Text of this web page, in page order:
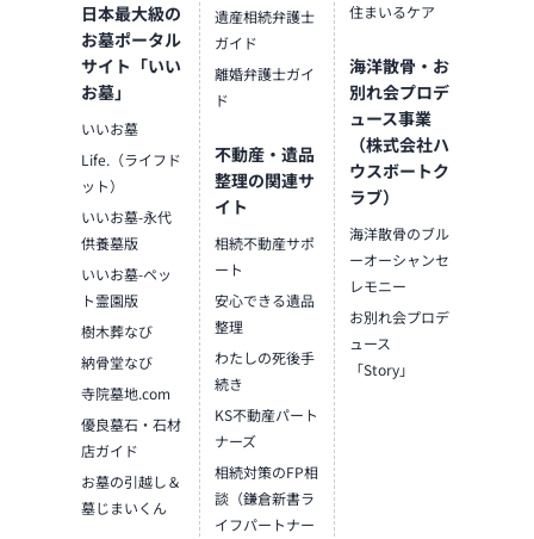
日本最大級の
お墓ポータル
サイト「いい
お墓」
いいお墓
Life.（ライフド
ット）
いいお墓-永代
供養墓版
いいお墓-ペッ
ト霊園版
樹木葬なび
納骨堂なび
寺院墓地.com
優良墓石・石材
店ガイド
お墓の引越し＆
墓じまいくん
遺産相続弁護士
ガイド
離婚弁護士ガイ
ド
不動産・遺品
整理の関連サ
イト
相続不動産サポ
ート
安心できる遺品
整理
わたしの死後手
続き
KS不動産パート
ナーズ
相続対策のFP相
談（鎌倉新書ラ
イフパートナー
住まいるケア
海洋散骨・お
別れ会プロデ
ュース事業
（株式会社ハ
ウスボートク
ラブ）
海洋散骨のブル
ーオーシャンセ
レモニー
お別れ会プロデ
ュース
「Story」